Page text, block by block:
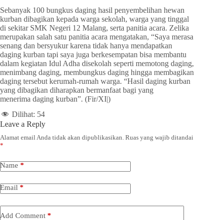
Sebanyak 100 bungkus daging hasil penyembelihan hewan
kurban dibagikan kepada warga sekolah, warga yang tinggal
di sekitar SMK Negeri 12 Malang, serta panitia acara. Zelika
merupakan salah satu panitia acara mengatakan, “Saya merasa
senang dan bersyukur karena tidak hanya mendapatkan
daging kurban tapi saya juga berkesempatan bisa membantu
dalam kegiatan Idul Adha disekolah seperti memotong daging,
menimbang daging, membungkus daging hingga membagikan
daging tersebut kerumah-rumah warga. “Hasil daging kurban
yang dibagikan diharapkan bermanfaat bagi yang
menerima daging kurban”. (Fir/XI|)
Dilihat: 54
Leave a Reply
Alamat email Anda tidak akan dipublikasikan. Ruas yang wajib ditandai
*
Name *
Email *
Add Comment *